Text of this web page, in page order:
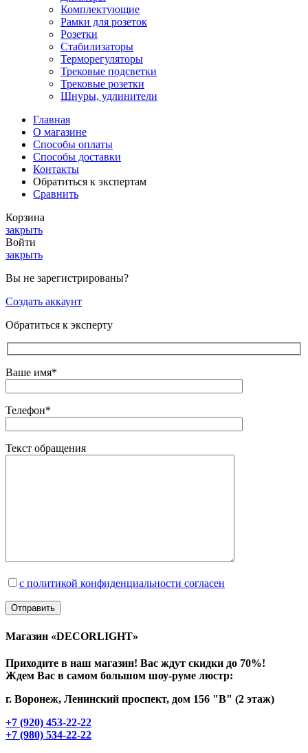
Комплектующие
Рамки для розеток
Розетки
Стабилизаторы
Терморегуляторы
Трековые подсветки
Трековые розетки
Шнуры, удлинители
Главная
О магазине
Способы оплаты
Способы доставки
Контакты
Обратиться к экспертам
Сравнить
Корзина
закрыть
Войти
закрыть
Вы не зарегистрированы?
Создать аккаунт
Обратиться к эксперту
Ваше имя*
Телефон*
Текст обращения
с политикой конфиденциальности согласен
Магазин «DECORLIGHT»
Приходите в наш магазин! Вас ждут скидки до 70%!
Ждем Вас в самом большом шоу-руме люстр:
г. Воронеж, Ленинский проспект, дом 156 "В" (2 этаж)
+7 (920) 453-22-22
+7 (980) 534-22-22